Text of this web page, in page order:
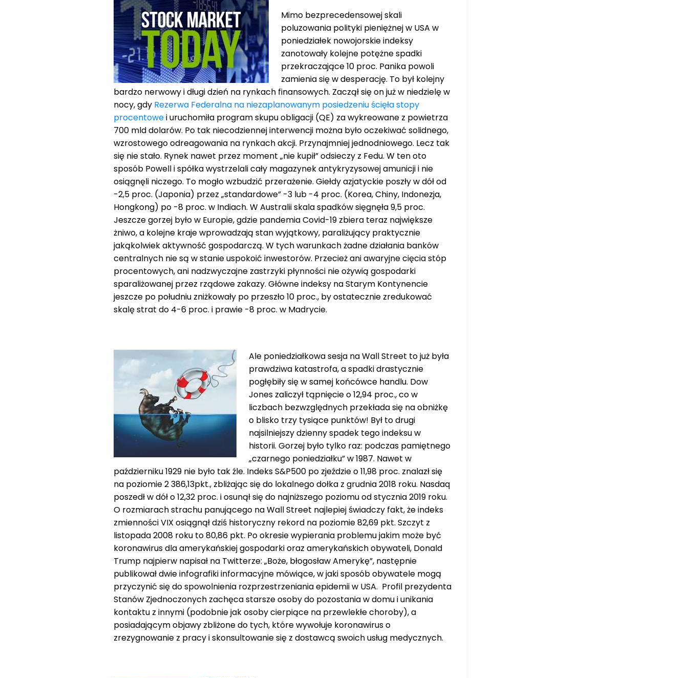
Mimo bezprecedensowej skali
poluzowania polityki pieniężnej w USA w
poniedziałek nowojorskie indeksy
zanotowały kolejne potężne spadki
przekraczające 10 proc. Panika powoli
zamienia się w desperację. To był kolejny
bardzo nerwowy i długi dzień na rynkach finansowych. Zaczął się on już w niedzielę w
nocy, gdy Rezerwa Federalna na niezaplanowanym posiedzeniu ścięła stopy
procentowei uruchomiła program skupu obligacji (QE) za wykreowane z powietrza
700 mld dolarów. Po tak niecodziennej interwencji można było oczekiwać solidnego,
wzrostowego odreagowania na rynkach akcji. Przynajmniej jednodniowego. Lecz tak
się nie stało. Rynek nawet przez moment „nie kupił” odsieczy z Fedu. W ten oto
sposób Powell i spółka wystrzelali cały magazynek antykryzysowej amunicji i nie
osiągnęli niczego. To mogło wzbudzić przerażenie. Giełdy azjatyckie poszły w dół od
-2,5 proc. (Japonia) przez „standardowe” -3 lub -4 proc. (Korea, Chiny, Indonezja,
Hongkong) po -8 proc. w Indiach. W Australii skala spadków sięgnęła 9,5 proc.
Jeszcze gorzej było w Europie, gdzie pandemia Covid-19 zbiera teraz największe
żniwo, a kolejne kraje wprowadzają stan wyjątkowy, paraliżujący praktycznie
jakąkolwiek aktywność gospodarczą. W tych warunkach żadne działania banków
centralnych nie są w stanie uspokoić inwestorów. Przecież ani awaryjne cięcia stóp
procentowych, ani nadzwyczajne zastrzyki płynności nie ożywią gospodarki
sparaliżowanej przez rządowe zakazy. Główne indeksy na Starym Kontynencie
jeszcze po południu zniżkowały po przeszło 10 proc., by ostatecznie zredukować
skalę strat do 4-6 proc. i prawie -8 proc. w Madrycie.
Ale poniedziałkowa sesja na Wall Street to już była
prawdziwa katastrofa, a spadki drastycznie
pogłębiły się w samej końcówce handlu. Dow
Jones zaliczył tąpnięcie o 12,94 proc., co w
liczbach bezwzględnych przekłada się na obniżkę
o blisko trzy tysiące punktów! Był to drugi
najsilniejszy dzienny spadek tego indeksu w
historii. Gorzej było tylko raz: podczas pamiętnego
„czarnego poniedziałku” w 1987. Nawet w
październiku 1929 nie było tak źle. Indeks S&P500 po zjeździe o 11,98 proc. znalazł się
na poziomie 2 386,13pkt., zbliżając się do lokalnego dołka z grudnia 2018 roku. Nasdaq
poszedł w dół o 12,32 proc. i osunął się do najniższego poziomu od stycznia 2019 roku.
O rozmiarach strachu panującego na Wall Street najlepiej świadczy fakt, że indeks
zmienności VIX osiągnął dziś historyczny rekord na poziomie 82,69 pkt. Szczyt z
listopada 2008 roku to 80,86 pkt. Po okresie wypierania problemu jakim może być
koronawirus dla amerykańskiej gospodarki oraz amerykańskich obywateli, Donald
Trump najpierw napisał na Twitterze: „Boże, błogosław Amerykę”, następnie
publikował dwie infografiki informacyjne mówiące, w jaki sposób obywatele mogą
przyczynić się do spowolnienia rozprzestrzeniania epidemii w USA. Profil prezydenta
Stanów Zjednoczonych zachęca starsze osoby do pozostania w domu i unikania
kontaktu z innymi (podobnie jak osoby cierpiące na przewlekłe choroby), a
posiadającym objawy zbliżone do tych, które wywołuje koronawirus o
zrezygnowanie z pracy i skonsultowanie się z dostawcą swoich usług medycznych.